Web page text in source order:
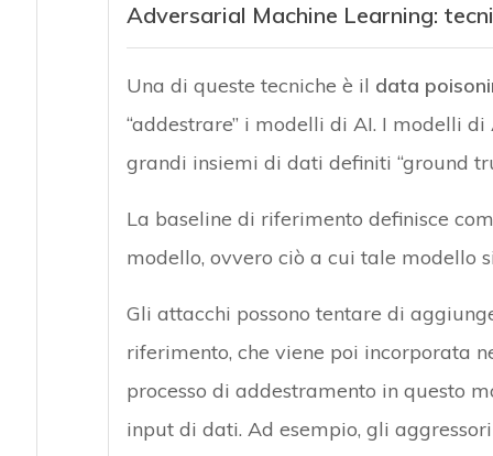
Adversarial Machine Learning:
Una di queste tecniche è il data
“addestrare” i modelli di AI. I modelli
grandi insiemi di dati definiti “ground
La baseline di riferimento definisce
modello, ovvero ciò a cui tale modello
Gli attacchi possono tentare di
riferimento, che viene poi incorporata
processo di addestramento in questo
input di dati. Ad esempio, gli